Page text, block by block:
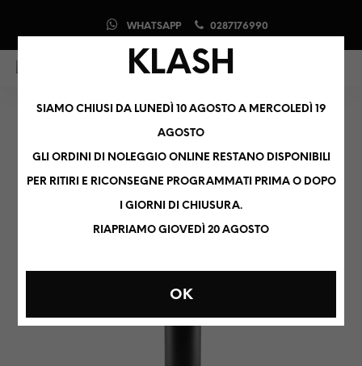
WHATSAPP 0287176990
0 0
KLASH
SIAMO CHIUSI DA LUNEDÌ 10 AGOSTO A MERCOLEDÌ 19
AGOSTO
GLI ORDINI DI NOLEGGIO ONLINE RESTANO DISPONIBILI
PER RITIRI E RICONSEGNE PROGRAMMATI PRIMA O DOPO
I GIORNI DI CHIUSURA.
RIAPRIAMO GIOVEDÌ 20 AGOSTO
OK